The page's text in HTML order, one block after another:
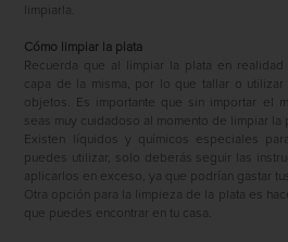
limpiarla.
Cómo limpiar la plata
Recuerda que al limpiar la plata en realidad
capa de la misma, por lo que tallar o utilizar
objetos. Es importante que sin importar el
seas muy cuidadoso al momento de limpiar la
Existen líquidos y químicos especiales
puedes utilizar, solo deberás seguir las
aplicarlos en exceso, ya que podrían gastar
Otra opción para la limpieza de la plata es
que puedes encontrar en tu casa.